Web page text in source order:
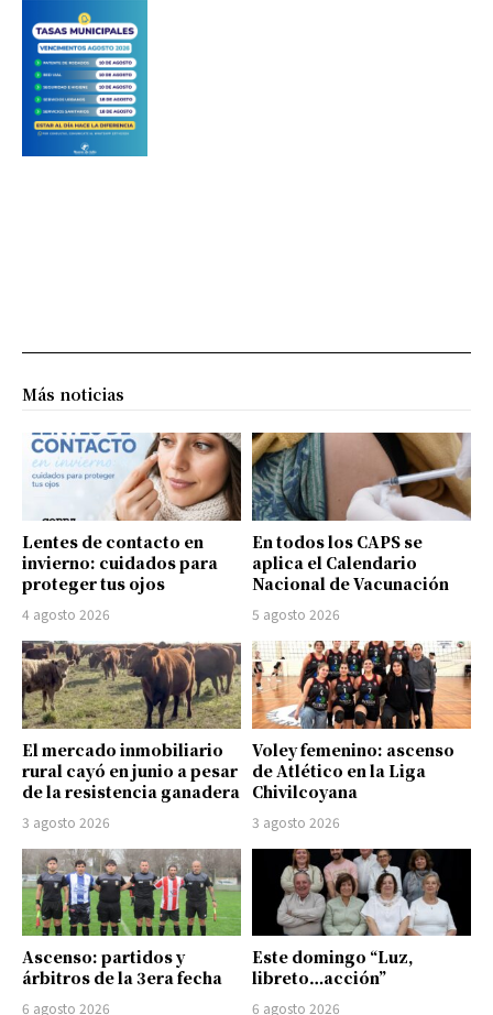
Más noticias
Lentes de contacto en
invierno: cuidados para
proteger tus ojos
4 agosto 2026
En todos los CAPS se
aplica el Calendario
Nacional de Vacunación
5 agosto 2026
El mercado inmobiliario
rural cayó en junio a pesar
de la resistencia ganadera
3 agosto 2026
Voley femenino: ascenso
de Atlético en la Liga
Chivilcoyana
3 agosto 2026
Ascenso: partidos y
árbitros de la 3era fecha
6 agosto 2026
Este domingo “Luz,
libreto…acción”
6 agosto 2026